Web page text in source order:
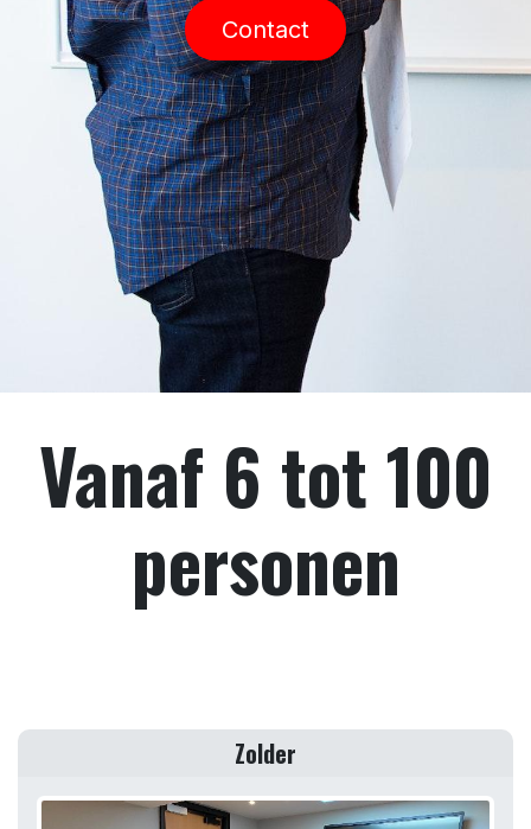
Contact
Vanaf 6 tot 100
personen
Zolder